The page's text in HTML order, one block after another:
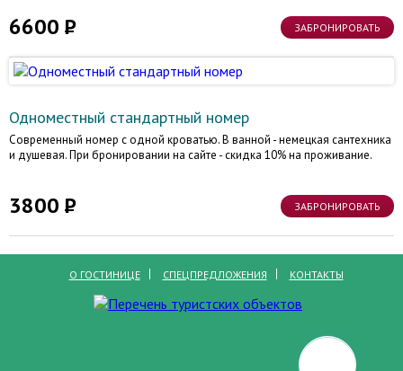
6600 ЗАБРОНИРОВАТЬ
Одноместный стандартный номер
Современный номер с одной кроватью. В ванной - немецкая сантехника
и душевая. При бронировании на сайте - скидка 10% на проживание.
3800 ЗАБРОНИРОВАТЬ
О ГОСТИНИЦЕ СПЕЦПРЕДЛОЖЕНИЯ КОНТАКТЫ